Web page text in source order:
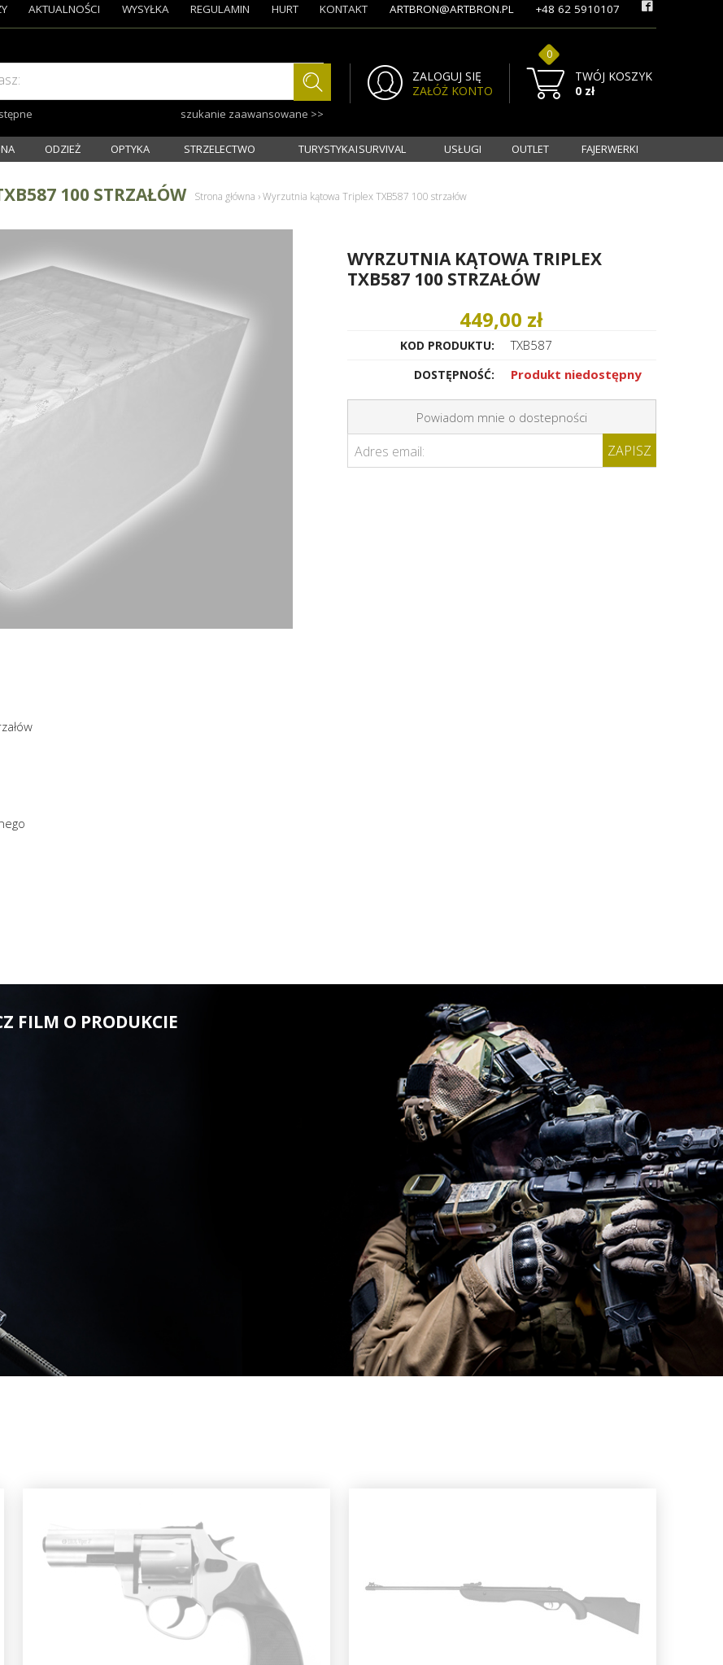
szukanie zaawansowane >>
ZALOGUJ SIĘ
ZAŁÓŻ KONTO
TWÓJ KOSZYK
0
0 zł
AKTUALNOŚCI WYSYŁKA REGULAMIN HURT KONTAKT ARTBRON@ARTBRON.PL +48 62 5910107
ODZIEŻ OPTYKA STRZELECTWO TURYSTYKA I SURVIVAL USŁUGI OUTLET FAJERWERKI
100 STRZAŁÓW Strona główna ›Wyrzutnia kątowa Triplex TXB587 100 strzałów
WYRZUTNIA KĄTOWA TRIPLEX
TXB587 100 STRZAŁÓW
449,00 zł
KOD PRODUKTU: TXB587
DOSTĘPNOŚĆ: Produkt niedostępny
Powiadom mnie o dostepności
Adres email: ZAPISZ
FILM O PRODUKCIE